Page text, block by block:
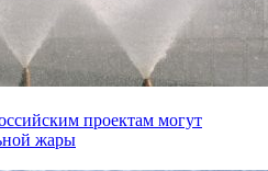
проектам могут
жары